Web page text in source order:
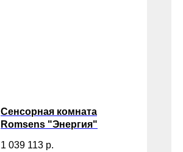
Сенсорная комната
Romsens "Энергия"
1 039 113 р.